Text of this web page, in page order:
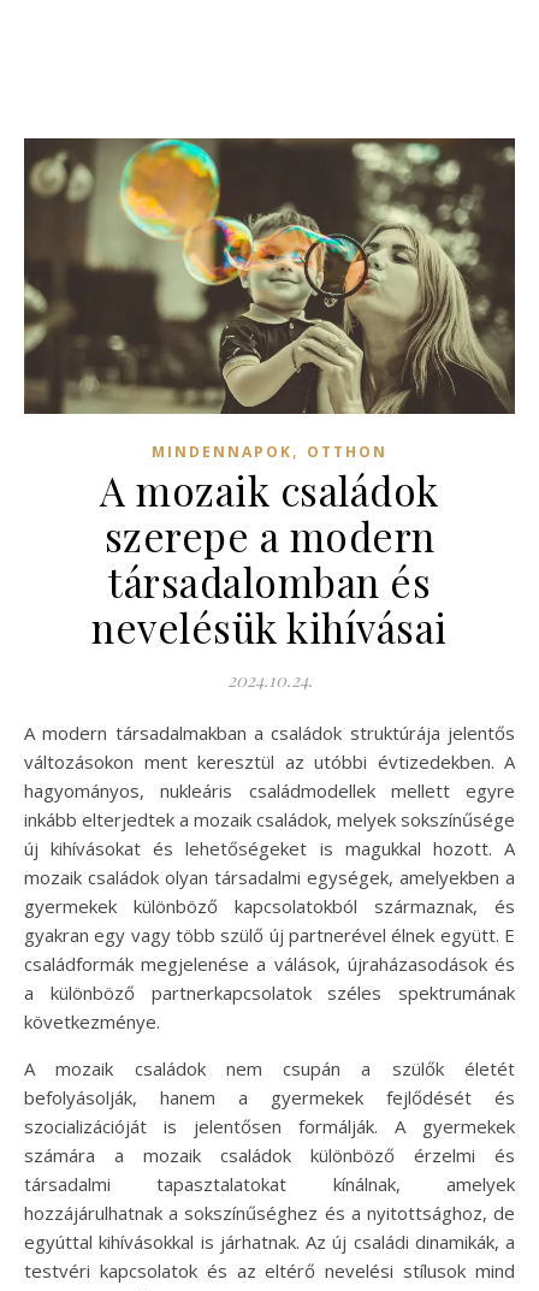
MINDENNAPOK, OTTHON
A mozaik családok
szerepe a modern
társadalomban és
nevelésük kihívásai
2024.10.24.
A modern társadalmakban a családok struktúrája jelentős
változásokon ment keresztül az utóbbi évtizedekben. A
hagyományos, nukleáris családmodellek mellett egyre
inkább elterjedtek a mozaik családok, melyek sokszínűsége
új kihívásokat és lehetőségeket is magukkal hozott. A
mozaik családok olyan társadalmi egységek, amelyekben a
gyermekek különböző kapcsolatokból származnak, és
gyakran egy vagy több szülő új partnerével élnek együtt. E
családformák megjelenése a válások, újraházasodások és
a különböző partnerkapcsolatok széles spektrumának
következménye.
A mozaik családok nem csupán a szülők életét
befolyásolják, hanem a gyermekek fejlődését és
szocializációját is jelentősen formálják. A gyermekek
számára a mozaik családok különböző érzelmi és
társadalmi tapasztalatokat kínálnak, amelyek
hozzájárulhatnak a sokszínűséghez és a nyitottsághoz, de
egyúttal kihívásokkal is járhatnak. Az új családi dinamikák, a
testvéri kapcsolatok és az eltérő nevelési stílusok mind